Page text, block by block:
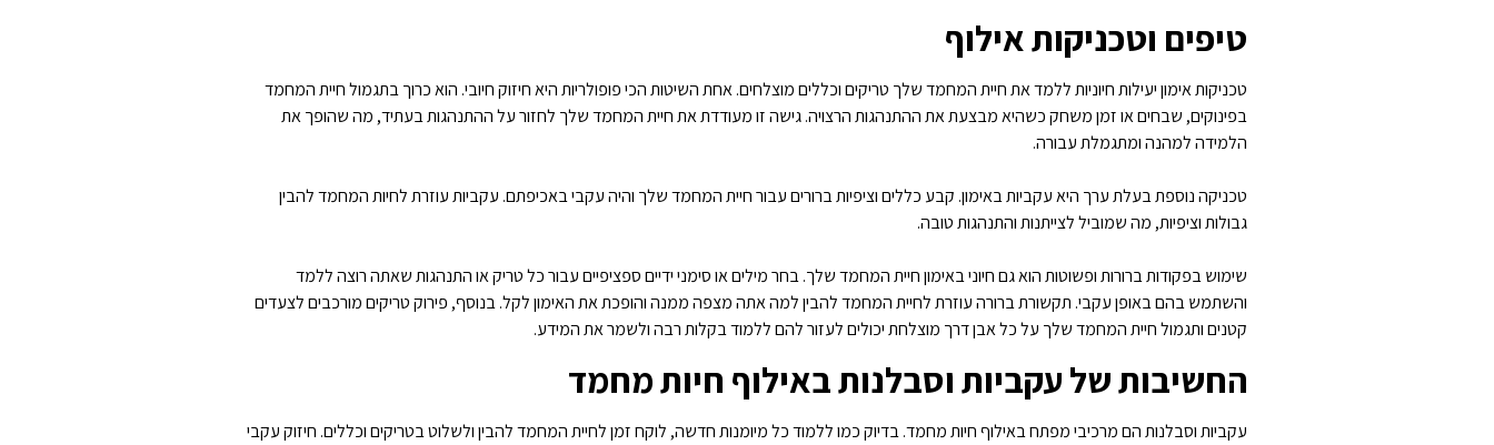
טיפים וטכניקות אילוף
טכניקות אימון יעילות חיוניות ללמד את חיית המחמד שלך טריקים וכללים מוצלחים. אחת השיטות הכי פופולריות היא חיזוק חיובי. הוא כרוך בתגמול חיית המחמד
בפינוקים, שבחים או זמן משחק כשהיא מבצעת את ההתנהגות הרצויה. גישה זו מעודדת את חיית המחמד שלך לחזור על ההתנהגות בעתיד, מה שהופך את
הלמידה למהנה ומתגמלת עבורה.
טכניקה נוספת בעלת ערך היא עקביות באימון. קבע כללים וציפיות ברורים עבור חיית המחמד שלך והיה עקבי באכיפתם. עקביות עוזרת לחיות המחמד להבין
גבולות וציפיות, מה שמוביל לצייתנות והתנהגות טובה.
שימוש בפקודות ברורות ופשוטות הוא גם חיוני באימון חיית המחמד שלך. בחר מילים או סימני ידיים ספציפיים עבור כל טריק או התנהגות שאתה רוצה ללמד
והשתמש בהם באופן עקבי. תקשורת ברורה עוזרת לחיית המחמד להבין למה אתה מצפה ממנה והופכת את האימון לקל. בנוסף, פירוק טריקים מורכבים לצעדים
קטנים ותגמול חיית המחמד שלך על כל אבן דרך מוצלחת יכולים לעזור להם ללמוד בקלות רבה ולשמר את המידע.
החשיבות של עקביות וסבלנות באילוף חיות מחמד
עקביות וסבלנות הם מרכיבי מפתח באילוף חיות מחמד. בדיוק כמו ללמוד כל מיומנות חדשה, לוקח זמן לחיית המחמד להבין ולשלוט בטריקים וכללים. חיזוק עקבי